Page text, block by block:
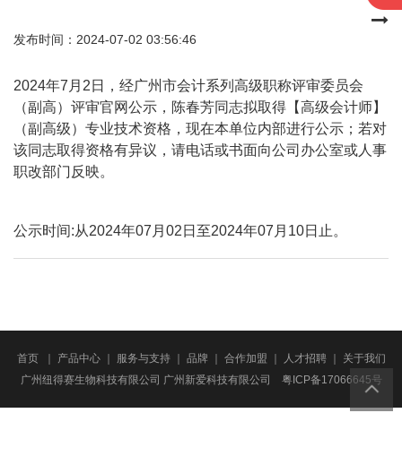
发布时间：2024-07-02 03:56:46
2024年7月2日，经广州市会计系列高级职称评审委员会
（副高）评审官网公示，陈春芳同志拟取得【高级会计师】
（副高级）专业技术资格，现在本单位内部进行公示；若对
该同志取得资格有异议，请电话或书面向公司办公室或人事
职改部门反映。
公示时间:从2024年07月02日至2024年07月10日止。
首页 产品中心｜ 服务与支持｜ 品牌｜ 合作加盟 人才招聘｜
关于我们
广州纽得赛生物科技有限公司 广州新爱科技有限公司 粤ICP备17066645号